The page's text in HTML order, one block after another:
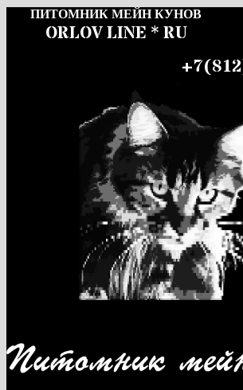
ПИТОМНИК МЕЙН КУНОВ
ORLOV LINE * RU